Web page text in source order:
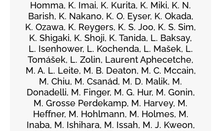
Homma, K. Imai, K. Kurita, K. Miki, K. N.
Barish, K. Nakano, K. O. Eyser, K. Okada,
K. Ozawa, K. Reygers, K. S. Joo, K. S. Sim,
K. Shigaki, K. Shoji, K. Tanida, L. Baksay,
L. Isenhower, L. Kochenda, L. Mašek, L.
Tomášek, L. Zolin, Laurent Aphecetche,
M. A. L. Leite, M. B. Deaton, M. C. Mccain,
M. Chiu, M. Csanád, M. D. Malik, M.
Donadelli, M. Finger, M. G. Hur, M. Gonin,
M. Grosse Perdekamp, M. Harvey, M.
Heffner, M. Hohlmann, M. Holmes, M.
Inaba, M. Ishihara, M. Issah, M. J. Kweon,